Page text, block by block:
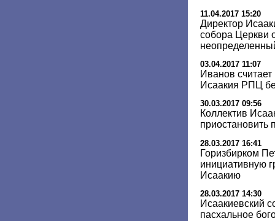
11.04.2017 15:20
Директор
собора Церкви
03.04.2017 11:07
Иванов
Исаакия РПЦ
30.03.2017 09:56
Коллектив
приостановить
28.03.2017 16:41
Горизбирком
инициативную
Исаакию
28.03.2017 14:30
Исаакиевский
пасхальное